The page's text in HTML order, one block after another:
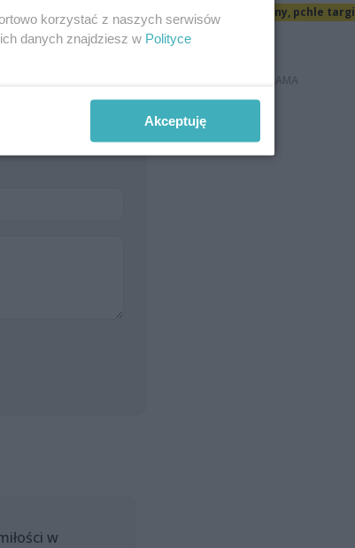
w
Jarmarki, festyny, pchle targi
Darmowe
korzystać z naszych serwisów
danych znajdziesz w Polityce
Akceptuję